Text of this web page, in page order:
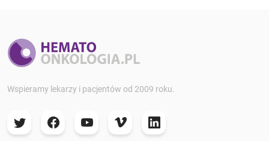
Wspieramy lekarzy i pacjentów od 2009 roku.